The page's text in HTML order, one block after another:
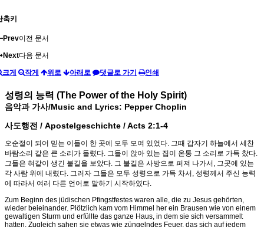
축키
Prev이전 문서
Next다음 문서
크게 작게 위로 아래로 댓글로 가기 인쇄
성령의 능력 (The Power of the Holy Spirit)
음악과 가사/Music and Lyrics: Pepper Choplin
사도행전 / Apostelgeschichte / Acts 2:1-4
오순절이 되어 믿는 이들이 한 곳에 모두 모여 있었다. 그때 갑자기 하늘에서 세찬
바람소리 같은 큰 소리가 들렸다. 그들이 앉아 있는 집이 온통 그 소리로 가득 찼다.
그들은 혀같이 생긴 불길을 보았다. 그 불길은 사방으로 퍼져 나가서, 그곳에 있는
각 사람 위에 내렸다. 그러자 그들은 모두 성령으로 가득 차서, 성령께서 주신 능력
에 따라서 여러 다른 언어로 말하기 시작하였다.
Zum Beginn des jüdischen Pfingstfestes waren alle, die zu Jesus gehörten,
wieder beieinander. Plötzlich kam vom Himmel her ein Brausen wie von einem
gewaltigen Sturm und erfüllte das ganze Haus, in dem sie sich versammelt
hatten. Zugleich sahen sie etwas wie züngelndes Feuer, das sich auf jedem